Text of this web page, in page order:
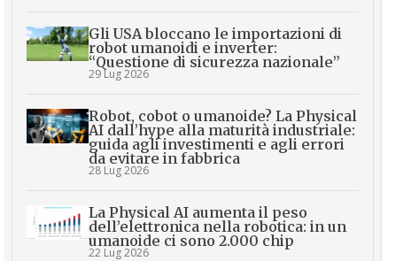
Gli USA bloccano le importazioni di
robot umanoidi e inverter:
“Questione di sicurezza nazionale”
29 Lug 2026
Robot, cobot o umanoide? La Physical
AI dall’hype alla maturità industriale:
guida agli investimenti e agli errori
da evitare in fabbrica
28 Lug 2026
La Physical AI aumenta il peso
dell’elettronica nella robotica: in un
umanoide ci sono 2.000 chip
22 Lug 2026